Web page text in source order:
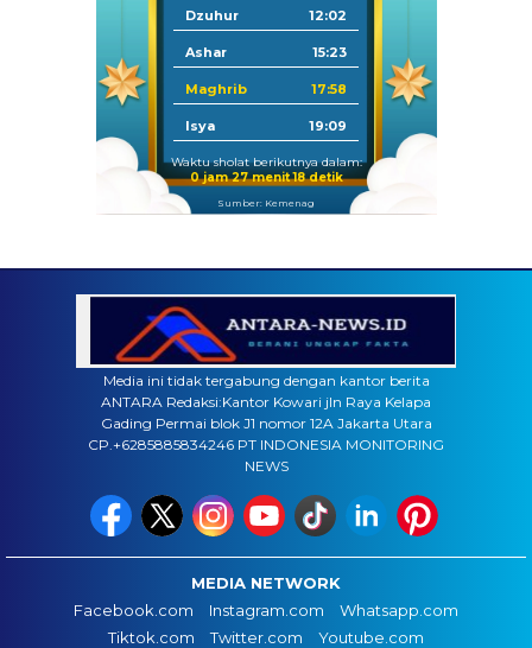
Dzuhur 12:02
Ashar 15:23
Maghrib 17:58
Isya 19:09
Waktu sholat berikutnya dalam:
0 jam 27 menit 17 detik
Sumber: Kemenag
Media ini tidak tergabung dengan kantor berita
ANTARA Redaksi:Kantor Kowari jln Raya Kelapa
Gading Permai blok J1 nomor 12A Jakarta Utara
CP.+6285885834246 PT INDONESIA MONITORING
NEWS
MEDIA NETWORK
Facebook.com
Instagram.com
Whatsapp.com
Tiktok.com
Twitter.com Youtube.com